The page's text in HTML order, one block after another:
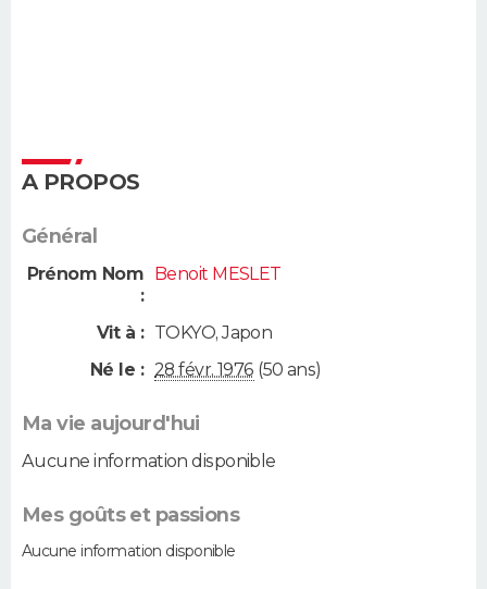
A PROPOS
Général
Prénom Nom
:
Benoit MESLET
Vit à : TOKYO,Japon
Né le : 28 févr. 1976 (50 ans)
Ma vie aujourd'hui
Aucune information disponible
Mes goûts et passions
Aucune information disponible